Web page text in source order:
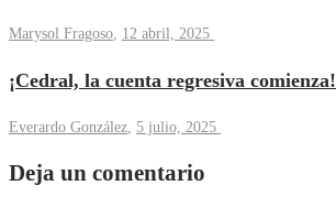
Marysol Fragoso, 12 abril, 2025
¡Cedral, la cuenta regresiva comienza!
Everardo González, 5 julio, 2025
Deja un comentario